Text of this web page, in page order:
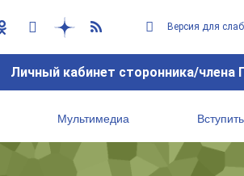
Версия для
Личный кабинет сторонника/члена
Мультимедиа